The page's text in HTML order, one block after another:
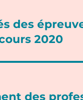
des
2020
des